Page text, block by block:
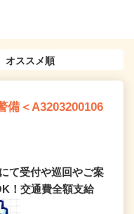
備＜A3203200106
て受付や巡回やご案
！交通費全額支給